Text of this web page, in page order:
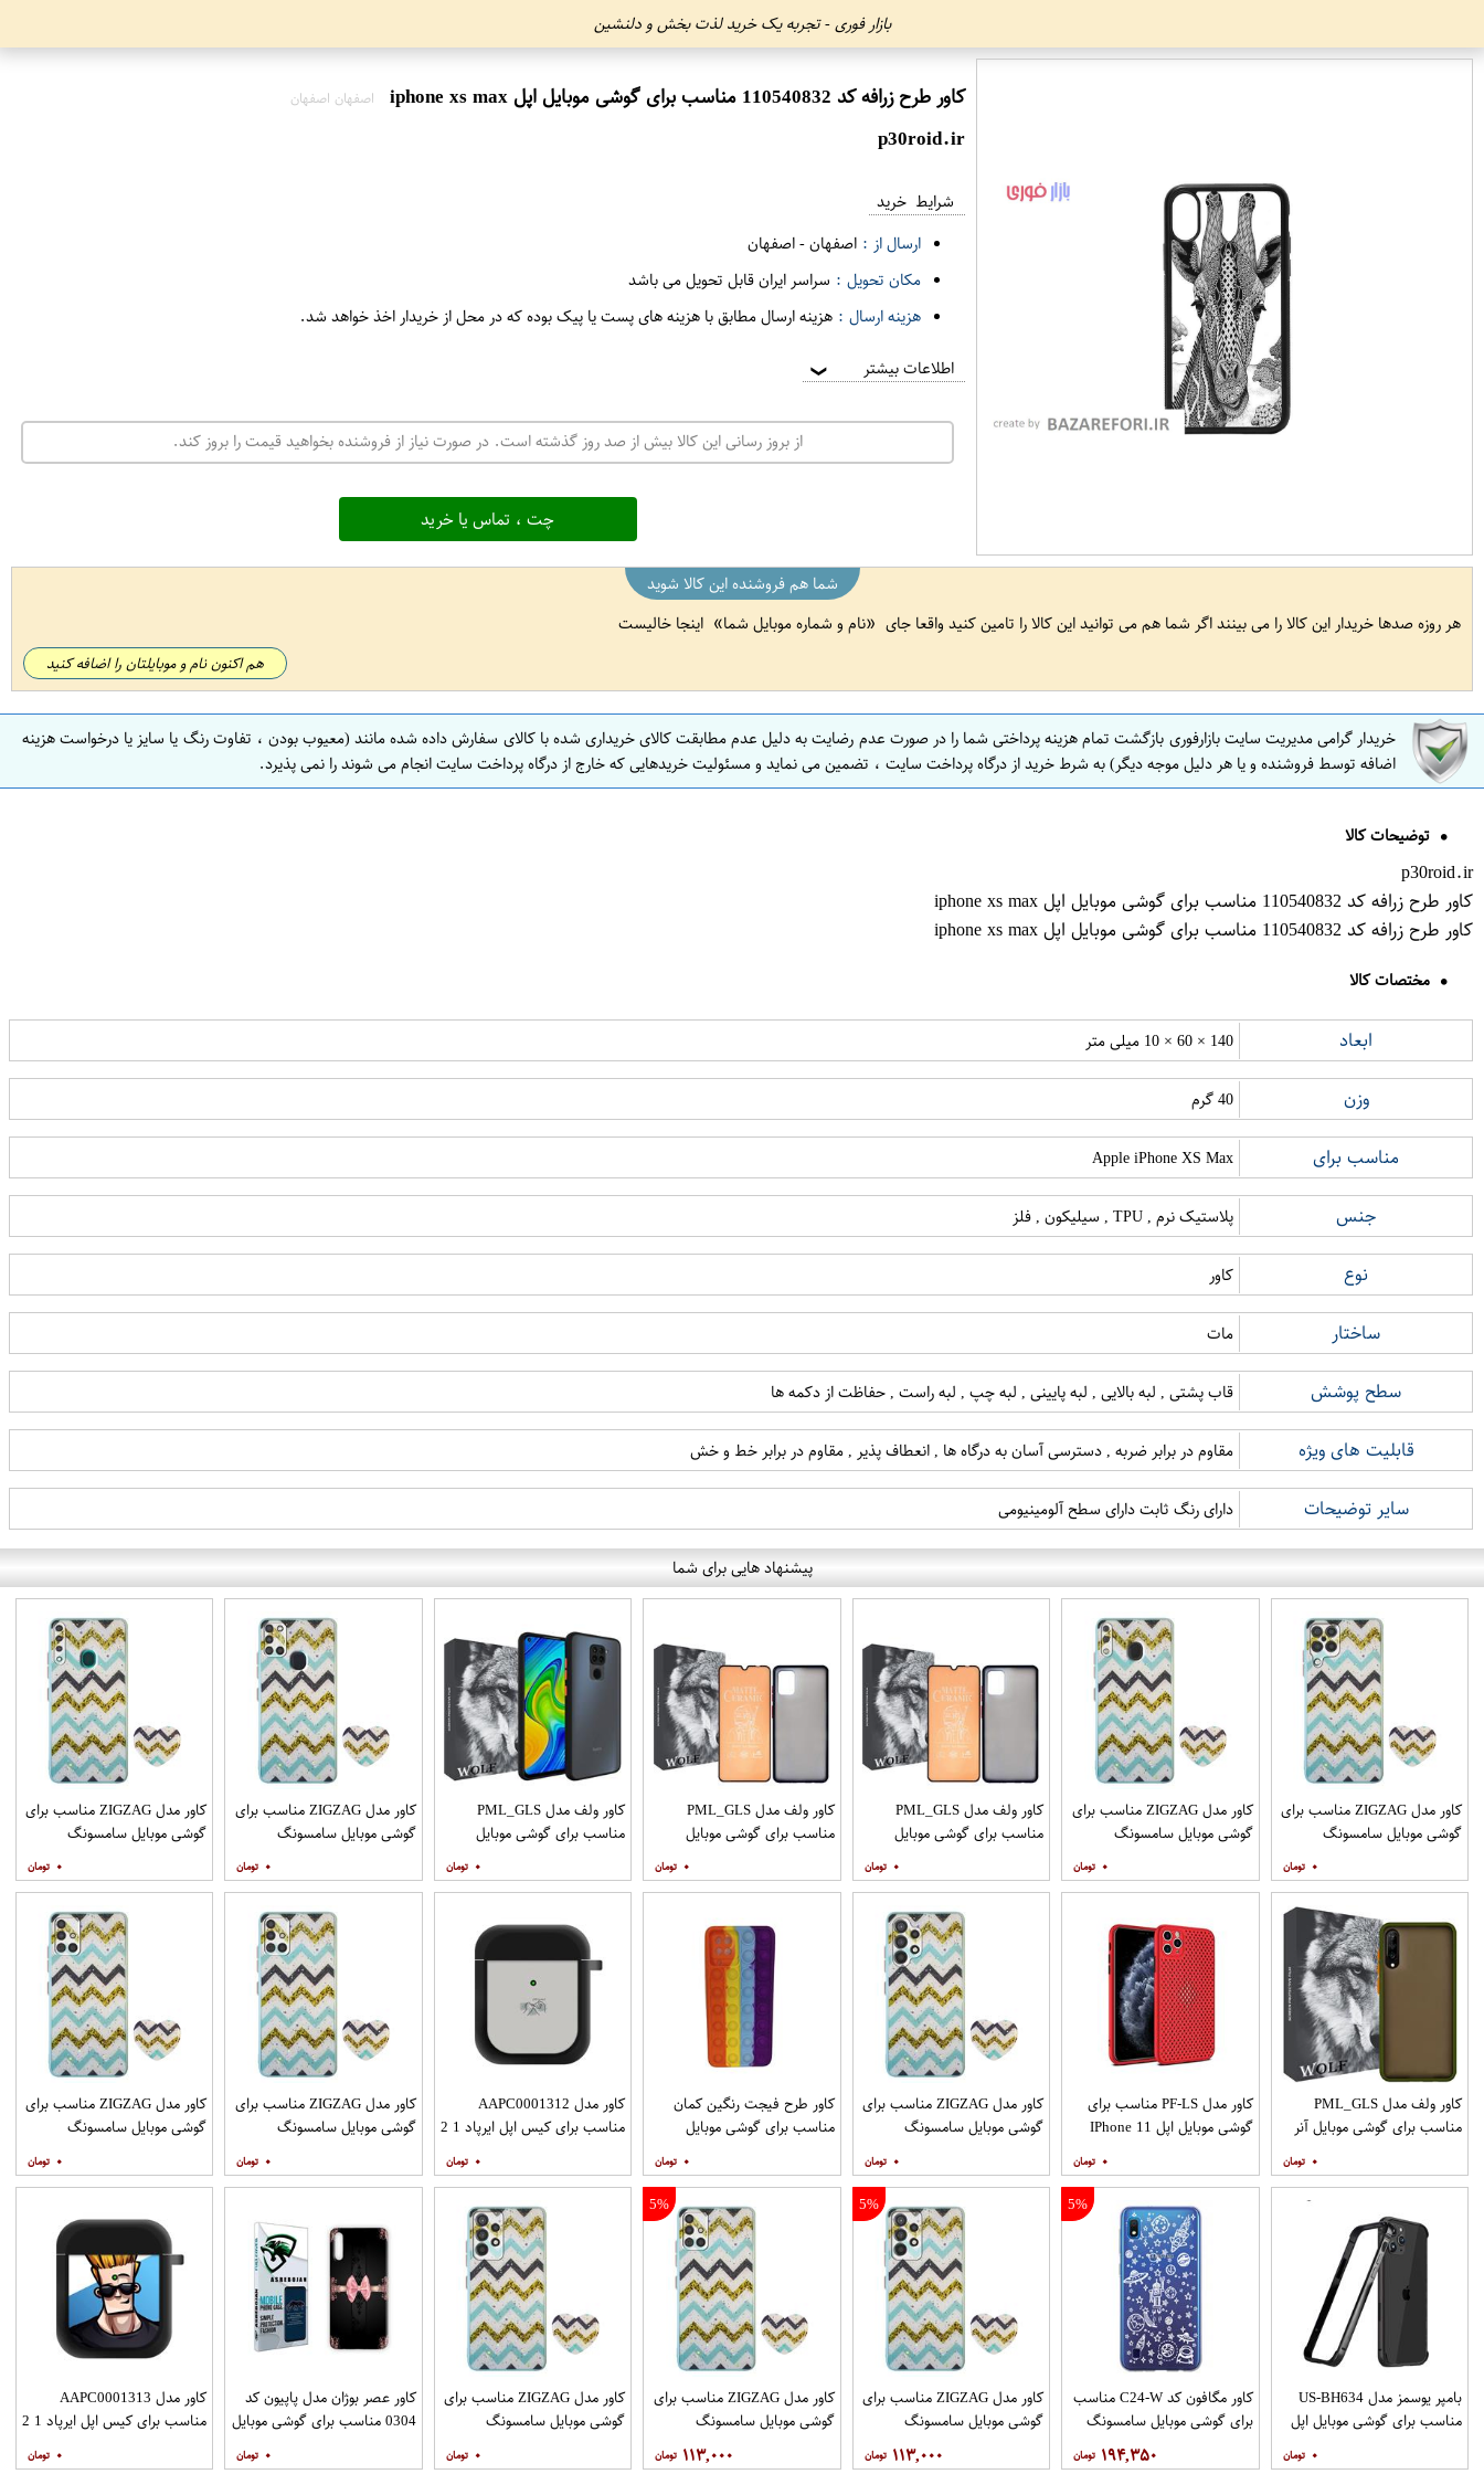
بازار فوری - تجربه یک خرید لذت بخش و دلنشین
کاور طرح زرافه کد 110540832 مناسب برای گوشی موبایل اپل iphone xs max اصفهان اصفهان
p30roid.ir
شرایط خرید
ارسال از : اصفهان-اصفهان
مکان تحویل : سراسر ایران قابل تحویل می باشد
هزینه ارسال : هزینه ارسال مطابق با هزینه های پست یا پیک بوده که در محل از خریدار اخذ خواهد شد.
اطلاعات بیشتر ❯
از بروز رسانی این کالا بیش از صد روز گذشته است. در صورت نیاز از فروشنده بخواهید قیمت را بروز کند.
چت ، تماس یا خرید
شما هم فروشنده این کالا شوید
هر روزه صدها خریدار این کالا را می بینند اگر شما هم می توانید این کالا را تامین کنید واقعا جای
نام و شماره موبایل شما اینجا خالیست
هم اکنون نام و موبایلتان را اضافه کنید
خریدار گرامی مدیریت سایت بازارفوری بازگشت تمام هزینه پرداختی شما را در صورت عدم رضایت به دلیل عدم مطابقت کالای خریداری شده با کالای سفارش داده شده مانند (معیوب بودن ، تفاوت رنگ یا سایز یا درخواست هزینه
اضافه توسط فروشنده و یا هر دلیل موجه دیگر) به شرط خرید از درگاه پرداخت سایت ، تضمین می نماید و مسئولیت خریدهایی که خارج از درگاه پرداخت سایت انجام می شوند را نمی پذیرد.
توضیحات کالا
p30roid.ir
کاور طرح زرافه کد 110540832 مناسب برای گوشی موبایل اپل iphone xs max
کاور طرح زرافه کد 110540832 مناسب برای گوشی موبایل اپل iphone xs max
مختصات کالا
ابعاد 140 × 60 × 10 میلی متر
وزن 40 گرم
مناسب برای Apple iPhone XS Max
جنس پلاستیک نرم , TPU , سیلیکون , فلز
نوع کاور
ساختار مات
سطح پوشش قاب پشتی , لبه بالایی , لبه پایینی , لبه چپ , لبه راست , حفاظت از دکمه ها
قابلیت های ویژه مقاوم در برابر ضربه , دسترسی آسان به درگاه ها , انعطاف پذیر , مقاوم در برابر خط و خش
سایر توضیحات دارای رنگ ثابت دارای سطح آلومینیومی
پیشنهاد هایی برای شما
کاور مدل ZIGZAG مناسب برای
گوشی موبایل سامسونگ
نگهدارنده
۰
کاور مدل ZIGZAG مناسب برای
گوشی موبایل سامسونگ
همراه پایه نگهدارنده
۰
کاور ولف مدل PML_GLS
مناسب برای گوشی موبایل
همراه محافظ صفحه نمایش
۰
کاور ولف مدل PML_GLS
مناسب برای گوشی موبایل
همراه محافظ صفحه نمایش
۰
کاور ولف مدل PML_GLS
مناسب برای گوشی موبایل
۰
کاور مدل ZIGZAG مناسب برای
گوشی موبایل سامسونگ
نگهدارنده
۰
کاور مدل ZIGZAG مناسب برای
گوشی موبایل سامسونگ
نگهدارنده
۰
کاور ولف مدل PML_GLS
مناسب برای گوشی موبایل آنر
۰
کاور مدل PF-LS مناسب برای
گوشی موبایل اپل IPhone 11
۰
کاور مدل ZIGZAG مناسب برای
گوشی موبایل سامسونگ
نگهدارنده
۰
کاور طرح فیجت رنگین کمان
مناسب برای گوشی موبایل
۰
کاور مدل AAPC0001312
مناسب برای کیس اپل ایرپاد 1 2
۰
کاور مدل ZIGZAG مناسب برای
گوشی موبایل سامسونگ
نگهدارنده
۰
کاور مدل ZIGZAG مناسب برای
گوشی موبایل سامسونگ
نگهدارنده
۰
بامپر یوسمز مدل US-BH634
مناسب برای گوشی موبایل اپل
۰
5%
کاور مگافون کد C24-W مناسب
برای گوشی موبایل سامسونگ
۱۹۴,۳۵۰
5%
کاور مدل ZIGZAG مناسب برای
گوشی موبایل سامسونگ
Galaxy A72 به همراه پایه
نگهدارنده
۱۱۳,۰۰۰
5%
کاور مدل ZIGZAG مناسب برای
گوشی موبایل سامسونگ
Galaxy A71 به همراه پایه
نگهدارنده
۱۱۳,۰۰۰
کاور مدل ZIGZAG مناسب برای
گوشی موبایل سامسونگ
پایه نگهدارنده
۰
کاور عصر بوژان مدل پاپیون کد
0304 مناسب برای گوشی موبایل
۰
کاور مدل AAPC0001313
مناسب برای کیس اپل ایرپاد 1 2
۰